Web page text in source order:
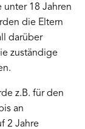
18 Jahren
die Eltern
darüber
zuständige
z.B. für den
an
2 Jahre